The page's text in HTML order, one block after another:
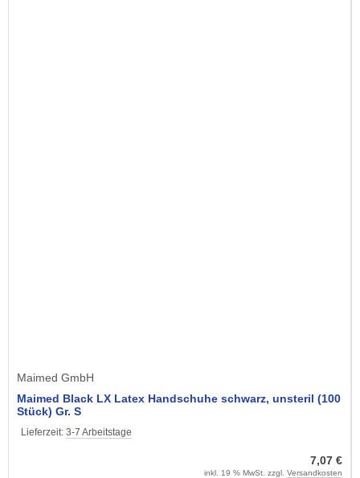
Maimed GmbH
Maimed Black LX Latex Handschuhe schwarz, unsteril (100
Stück) Gr. S
Lieferzeit: 3-7 Arbeitstage
7,07 €
inkl. 19 % MwSt. zzgl. Versandkosten